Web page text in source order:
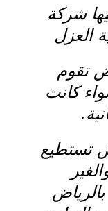
شركة
العزل
تقوم
كانت
تستطيع